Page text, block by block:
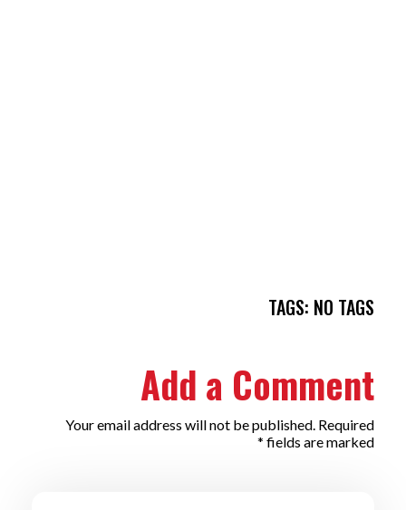
TAGS: NO TAGS
Add a Comment
Your email address will not be published. Required
fields are marked *